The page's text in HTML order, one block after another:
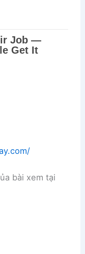
bài xem tại